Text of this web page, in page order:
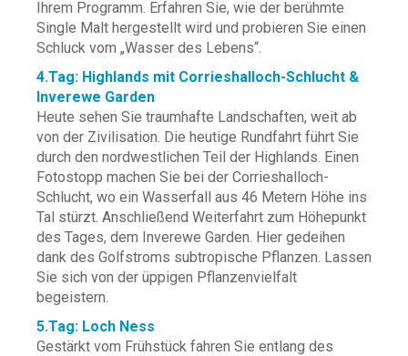
Ihrem Programm. Erfahren Sie, wie der berühmte
Single Malt hergestellt wird und probieren Sie einen
Schluck vom „Wasser des Lebens“.
4.Tag: Highlands mit Corrieshalloch-Schlucht &
Inverewe Garden
Heute sehen Sie traumhafte Landschaften, weit ab
von der Zivilisation. Die heutige Rundfahrt führt Sie
durch den nordwestlichen Teil der Highlands. Einen
Fotostopp machen Sie bei der Corrieshalloch-
Schlucht, wo ein Wasserfall aus 46 Metern Höhe ins
Tal stürzt. Anschließend Weiterfahrt zum Höhepunkt
des Tages, dem Inverewe Garden. Hier gedeihen
dank des Golfstroms subtropische Pflanzen. Lassen
Sie sich von der üppigen Pflanzenvielfalt
begeistern.
5.Tag: Loch Ness
Gestärkt vom Frühstück fahren Sie entlang des